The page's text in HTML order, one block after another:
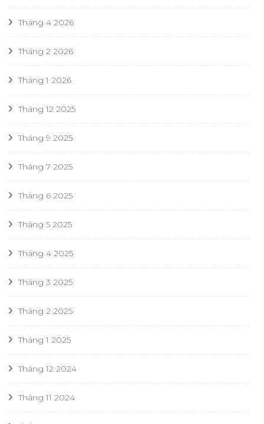
Tháng 4 2026
Tháng 2 2026
Tháng 1 2026
Tháng 12 2025
Tháng 9 2025
Tháng 7 2025
Tháng 6 2025
Tháng 5 2025
Tháng 4 2025
Tháng 3 2025
Tháng 2 2025
Tháng 1 2025
Tháng 12 2024
Tháng 11 2024